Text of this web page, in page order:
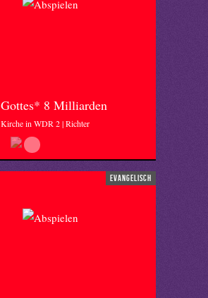
Gottes* 8 Milliarden
Kirche in WDR 2 | Richter
evangelisch